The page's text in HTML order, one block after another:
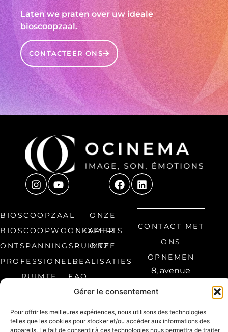
Gérer le consentement
Pour offrir les meilleures expériences, nous utilisons des technologies
telles que les cookies pour stocker et/ou accéder aux informations des
appareils. Le fait de consentir à ces technologies nous permettra de traiter
Laten we praten over uw ideale
bioscoopzaal.
CONTACTEER ONS
BIOSCOOPZAAL
BIOSCOOPWOONKAMER
ONTSPANNINGSRUIMTE
PROFESSIONELE
RUIMTE
ONZE
EXPERTS
ONZE
REALISATIES
FAQ
CONTACT MET
ONS
OPNEMEN
8, avenue
Audibert 60300
Senlis, Frankrijk
03 44 66 30 99